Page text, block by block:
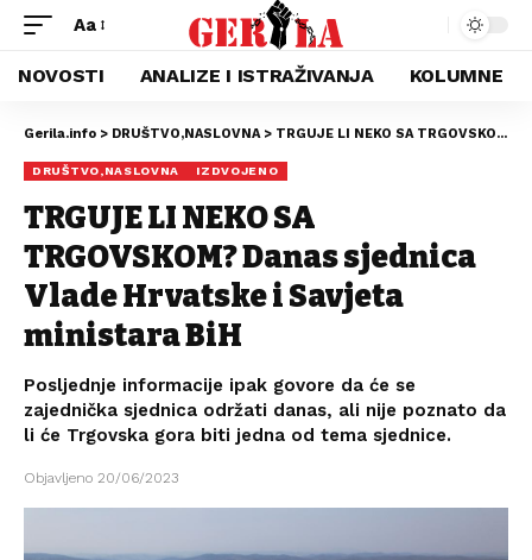
Aa
NOVOSTI ANALIZE I ISTRAŽIVANJA KOLUMNE
Gerila.info > DRUŠTVO,NASLOVNA> TRGUJE LI NEKO SA TRGOVSKOM? Danas sjednica Vlade Hrvatske i Savjeta ministara BiH
DRUŠTVO,NASLOVNA IZDVOJENO
TRGUJE LI NEKO SA
TRGOVSKOM? Danas sjednica
Vlade Hrvatske i Savjeta
ministara BiH
Posljednje informacije ipak govore da će se
zajednička sjednica održati danas, ali nije poznato da
li će Trgovska gora biti jedna od tema sjednice.
Objavljeno 20/06/2023